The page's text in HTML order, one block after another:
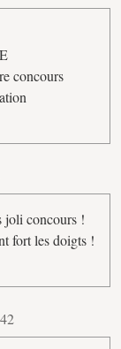
concours
joli concours !
fort les doigts !